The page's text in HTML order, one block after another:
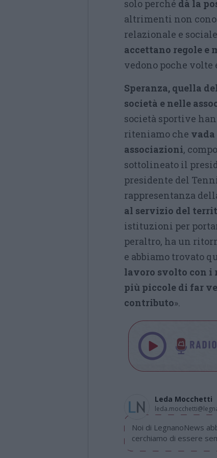
solo perché dà la
altrimenti non
relazionale e
accettano regole e
vedono poche
Speranza, quella
società e nelle
società sportive
riteniamo che
associazioni,
sottolineato il
presidente del
rappresentanza
al servizio del
istituzioni per
peraltro, ha un
e abbiamo trovato
lavoro svolto con i
più piccole di far
contributo».
Leda Mocchetti
Noi di LegnanoNews
cerchiamo di essere